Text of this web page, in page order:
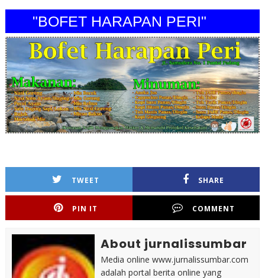
"BOFET HARAPAN PERI"
TWEET SHARE
PIN IT COMMENT
About jurnalissumbar
Media online www.jurnalissumbar.com
adalah portal berita online yang